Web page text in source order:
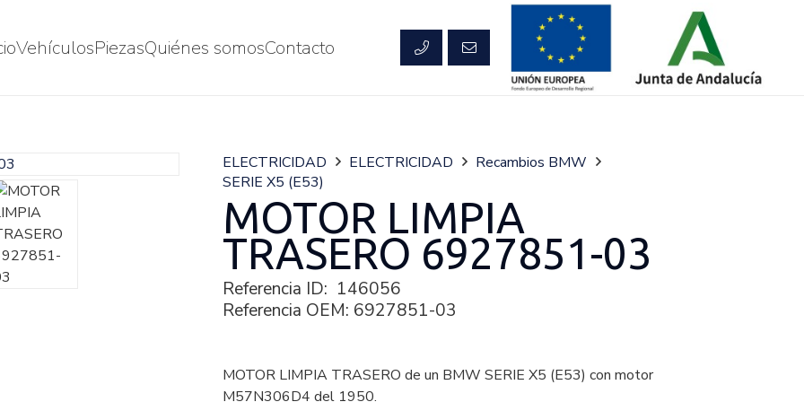
VehículosPiezasQuiénes somosContacto
ELECTRICIDAD ELECTRICIDAD
Recambios BMW
SERIE X5 (E53)
MOTOR LIMPIA
TRASERO 6927851-03
Referencia ID: 146056
Referencia OEM: 6927851-03
MOTOR LIMPIA TRASERO de un BMW SERIE X5 (E53) con motor
M57N306D4 del 1950.